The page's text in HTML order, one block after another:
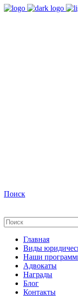
Поиск
Главная
Виды
Наши
Адвокаты
Награды
Блог
Контакты